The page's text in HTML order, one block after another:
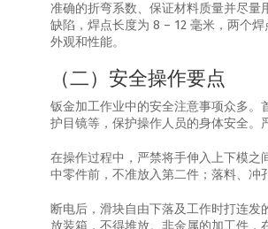
准确的折弯系数、保证材料质量并尽
缺陷，焊点长度为 8 – 12 毫米，两个
外观和性能。
（二）安全操作要点
钣金加工作业中的安全注意事项众多。
护目镜等，保护操作人员的身体安全。
在操作过程中，严禁将手伸入上下模
中零件前，不准放入第二件；落料、冲
断电后，滑块自由下落及工作时打连
放装箱，不得堆放。非金属的加工件，